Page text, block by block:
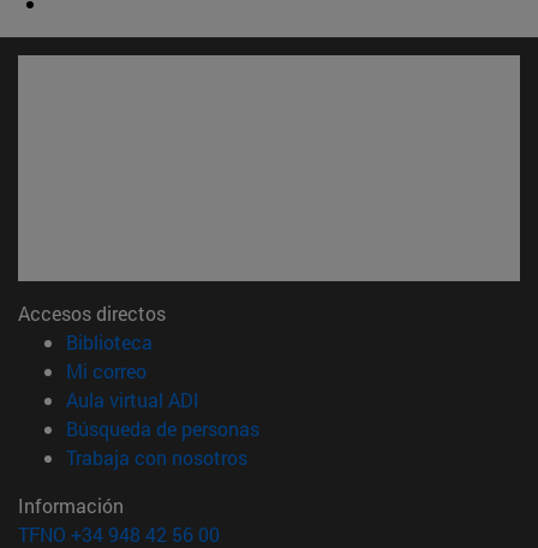
Accesos directos
Biblioteca
Mi correo(abre en nueva ventana)
Aula virtual ADI
Búsqueda de personas(abre en nueva ventana)
Trabaja con nosotros(abre en nueva ventana)
Información
TFNO +34 948 42 56 00